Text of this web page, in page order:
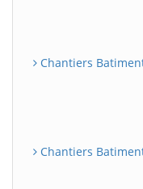
Chantiers
Chantiers